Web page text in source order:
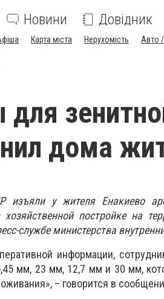
Новини Довідник
Карта міста Нерухомість Авто
дома
у жителя Енакиево
постройке на
службе министерства
информации,
мм, 23 мм, 12,7 мм и 30 мм,
– говорится в